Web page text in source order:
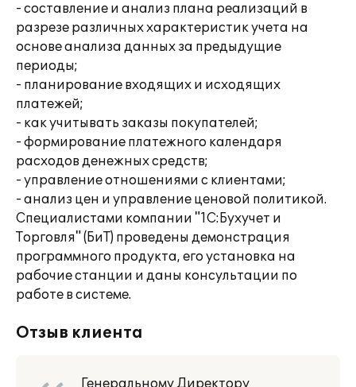
- составление и анализ плана реализаций в
разрезе различных характеристик учета на
основе анализа данных за предыдущие
периоды;
- планирование входящих и исходящих
платежей;
- как учитывать заказы покупателей;
- формирование платежного календаря
расходов денежных средств;
- управление отношениями с клиентами;
- анализ цен и управление ценовой политикой.
Специалистами компании "1С:Бухучет и
Торговля" (БиТ) проведены демонстрация
программного продукта, его установка на
рабочие станции и даны консультации по
работе в системе.
Отзыв клиента
Генеральному Директору